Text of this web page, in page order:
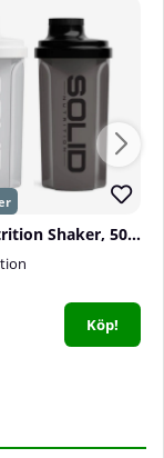
SOLID Nutrition Shaker, 500 ml
Köp!